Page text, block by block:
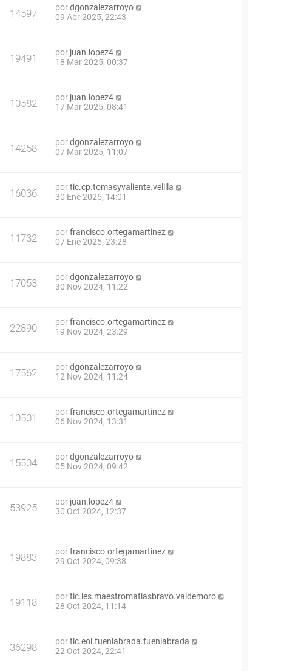
14597 pordgonzalezarroyo
09 Abr 2025, 22:43
19491 por juan.lopez4
18 Mar 2025, 00:37
10582 por juan.lopez4
17 Mar 2025, 08:41
14258 pordgonzalezarroyo
07 Mar 2025, 11:07
16036 portic.cp.tomasyvaliente.velilla
30 Ene 2025, 14:01
11732 porfrancisco.ortegamartinez
07 Ene 2025, 23:28
17053 pordgonzalezarroyo
30 Nov 2024, 11:22
22890 porfrancisco.ortegamartinez
19 Nov 2024, 23:29
17562 pordgonzalezarroyo
12 Nov 2024, 11:24
10501 porfrancisco.ortegamartinez
06 Nov 2024, 13:31
15504 pordgonzalezarroyo
05 Nov 2024, 09:42
53925 por juan.lopez4
30 Oct 2024, 12:37
19883 porfrancisco.ortegamartinez
29 Oct 2024, 09:38
19118 portic.ies.maestromatiasbravo.valdemoro
28 Oct 2024, 11:14
36298 portic.eoi.fuenlabrada.fuenlabrada
22 Oct 2024, 22:41